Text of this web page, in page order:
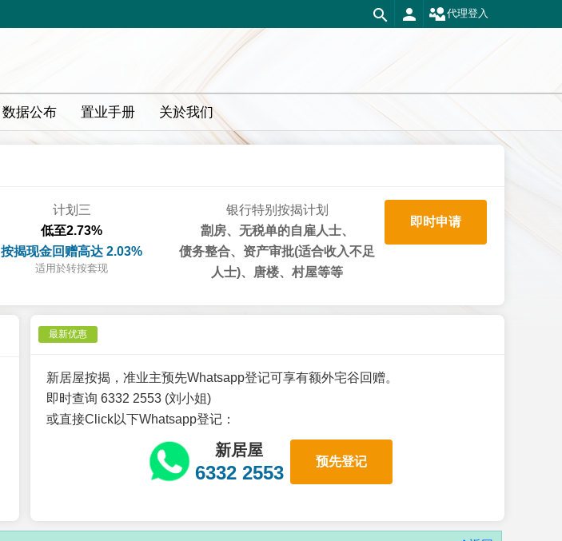
代理登入
数据公布 置业手册 关於我们
计划三
低至2.73%
按揭现金回赠高达 2.03%
适用於转按套现
银行特别按揭计划
劏房、无税单的自雇人士、
债务整合、资产审批(适合收入不足
人士)、唐楼、村屋等等
即时申请
最新优惠
新居屋按揭，准业主预先Whatsapp登记可享有额外宅谷回赠。
即时查询 6332 2553 (刘小姐)
或直接Click以下Whatsapp登记：
新居屋
6332 2553
预先登记